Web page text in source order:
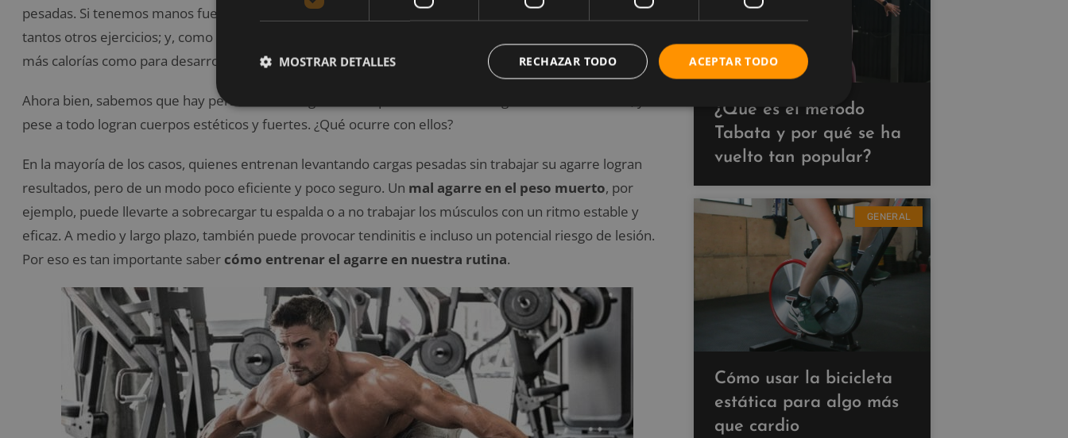
pesadas. Si tenemos manos fuertes, podemoslevantar más peso en peso muerto, press de banca y
tantos otros ejercicios; y, como bien sabemos, levantar más cargas es el primer paso tanto para quemar
más calorías como para desarrollar más los músculos.
Ahora bien, sabemos que hay personas en los gimnasios que no entrenan el agarre correctamente, y
pese a todo logran cuerpos estéticos y fuertes. ¿Qué ocurre con ellos?
En la mayoría de los casos, quienes entrenan levantando cargas pesadas sin trabajar su agarre logran
resultados, pero de un modo poco eficiente y poco seguro. Un mal agarre en el peso muerto, por
ejemplo, puede llevarte a sobrecargar tu espalda o a no trabajar los músculos con un ritmo estable y
eficaz. A medio y largo plazo, también puede provocar tendinitis e incluso un potencial riesgo de lesión.
Por eso es tan importante saber cómo entrenar el agarre en nuestra rutina.
¿Qué es el método
Tabata y por qué se ha
vuelto tan popular?
GENERAL
Cómo usar la bicicleta
estática para algo más
que cardio
ACEPTAR TODO
RECHAZAR TODO
MOSTRAR DETALLES